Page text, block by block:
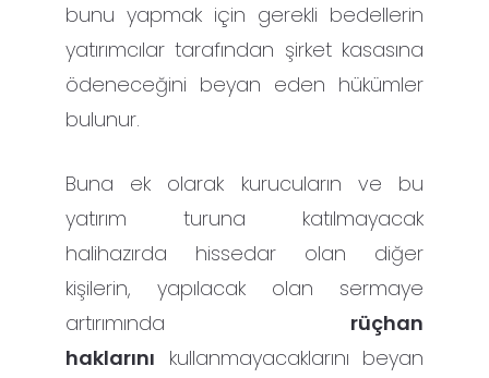
bunu yapmak için gerekli bedellerin
yatırımcılar tarafından şirket kasasına
ödeneceğini beyan eden hükümler
bulunur.
Buna ek olarak kurucuların ve bu
yatırım turuna katılmayacak
halihazırda hissedar olan diğer
kişilerin, yapılacak olan sermaye
artırımında rüçhan
haklarını kullanmayacaklarını beyan